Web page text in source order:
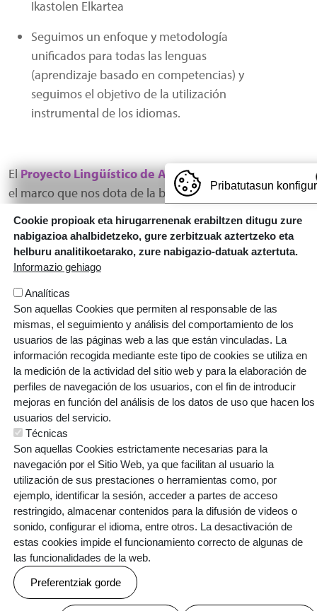
Ikastolen Elkartea
Seguimos un enfoque y metodología
unificados para todas las lenguas
(aprendizaje basado en competencias) y
seguimos el objetivo de la utilización
instrumental de los idiomas.
ElProyecto Lingüístico de Armentia Ikastola
el marco que nos dota de la base teórica, los
lograr esos principios.
ARMENTIA IKASTOLA, S. COOP.
Gaztelako ataria, 101 - 01007 (GASTEIZ)
T: 945 145 445 | E:armentia@ikastola.eus
© Eskubide guztiak bere esku
ORRI-OINA
Contacto
TESTU-LEGALAK
Política de cookies Política de privacidad
Webgune hau Ikastolen Elkarteak garatu du
Pribatutasun
Cookie propioak eta hirugarrenenak erabiltzen ditugu zure
nabigazioa ahalbidetzeko, gure zerbitzuak aztertzeko eta
helburu analitikoetarako, zure nabigazio-datuak aztertuta.
Informazio gehiago
Analíticas
Son aquellas Cookies que permiten al responsable de las
mismas, el seguimiento y análisis del comportamiento de los
usuarios de las páginas web a las que están vinculadas. La
información recogida mediante este tipo de cookies se utiliza en
la medición de la actividad del sitio web y para la elaboración de
perfiles de navegación de los usuarios, con el fin de introducir
mejoras en función del análisis de los datos de uso que hacen los
usuarios del servicio.
Técnicas
Son aquellas Cookies estrictamente necesarias para la
navegación por el Sitio Web, ya que facilitan al usuario la
utilización de sus prestaciones o herramientas como, por
ejemplo, identificar la sesión, acceder a partes de acceso
restringido, almacenar contenidos para la difusión de videos o
sonido, configurar el idioma, entre otros. La desactivación de
estas cookies impide el funcionamiento correcto de algunas de
las funcionalidades de la web.
Preferentziak gorde